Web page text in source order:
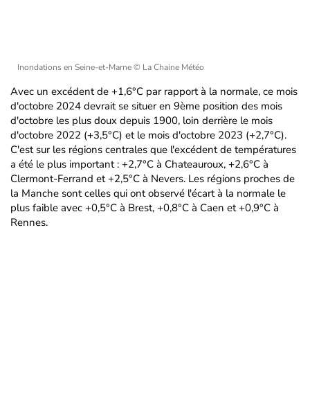
Inondations en Seine-et-Marne© La Chaine Météo
Avec un excédent de +1,6°C par rapport à la normale, ce mois
d'octobre 2024 devrait se situer en 9ème position des mois
d'octobre les plus doux depuis 1900, loin derrière le mois
d'octobre 2022 (+3,5°C) et le mois d'octobre 2023 (+2,7°C).
C'est sur les régions centrales que l'excédent de températures
a été le plus important : +2,7°C à Chateauroux, +2,6°C à
Clermont-Ferrand et +2,5°C à Nevers. Les régions proches de
la Manche sont celles qui ont observé l'écart à la normale le
plus faible avec +0,5°C à Brest, +0,8°C à Caen et +0,9°C à
Rennes.